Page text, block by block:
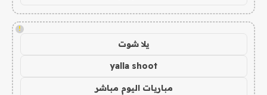
!
يلا شوت
yalla shoot
مباريات اليوم مباشر